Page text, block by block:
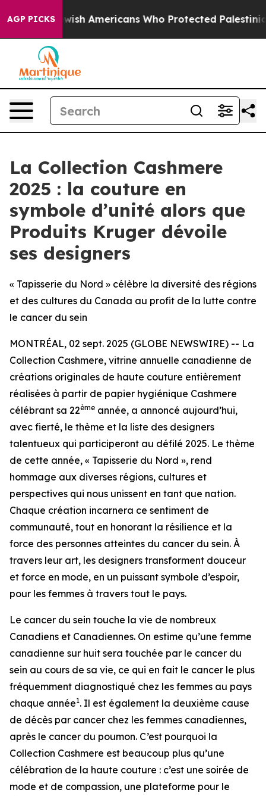
AGP PICKS
Jewish Americans Who Protected Palestinians
La Collection Cashmere
2025 : la couture en
symbole d’unité alors que
Produits Kruger dévoile
ses designers
« Tapisserie du Nord » célèbre la diversité des régions
et des cultures du Canada au profit de la lutte contre
le cancer du sein
MONTRÉAL, 02 sept. 2025 (GLOBE NEWSWIRE) -- La
Collection Cashmere, vitrine annuelle canadienne de
créations originales de haute couture entièrement
réalisées à partir de papier hygiénique Cashmere
célébrant sa 22ème année, a annoncé aujourd’hui,
avec fierté, le thème et la liste des designers
talentueux qui participeront au défilé 2025. Le thème
de cette année, « Tapisserie du Nord », rend
hommage aux diverses régions, cultures et
perspectives qui nous unissent en tant que nation.
Chaque création incarnera ce sentiment de
communauté, tout en honorant la résilience et la
force des personnes atteintes du cancer du sein. À
travers leur art, les designers transforment douceur
et force en mode, en un puissant symbole d’espoir,
pour les femmes à travers tout le pays.
Le cancer du sein touche la vie de nombreux
Canadiens et Canadiennes. On estime qu’une femme
canadienne sur huit sera touchée par le cancer du
sein au cours de sa vie, ce qui en fait le cancer le plus
fréquemment diagnostiqué chez les femmes au pays
chaque année1. Il est également la deuxième cause
de décès par cancer chez les femmes canadiennes,
après le cancer du poumon. C’est pourquoi la
Collection Cashmere est beaucoup plus qu’une
célébration de la haute couture : c’est une soirée de
mode et de compassion, une plateforme pour le